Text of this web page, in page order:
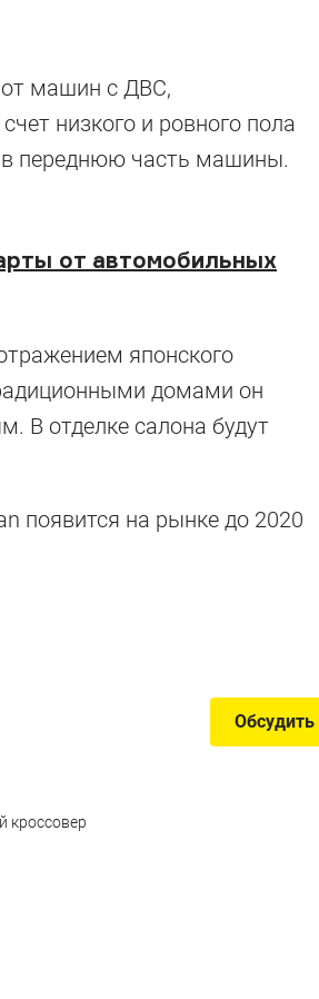
от машин с ДВС,
низкого и ровного пола
в переднюю часть машины.
от автомобильных
японского
домами он
В отделке салона будут
появится на рынке до 2020
Обсудить
кроссовер